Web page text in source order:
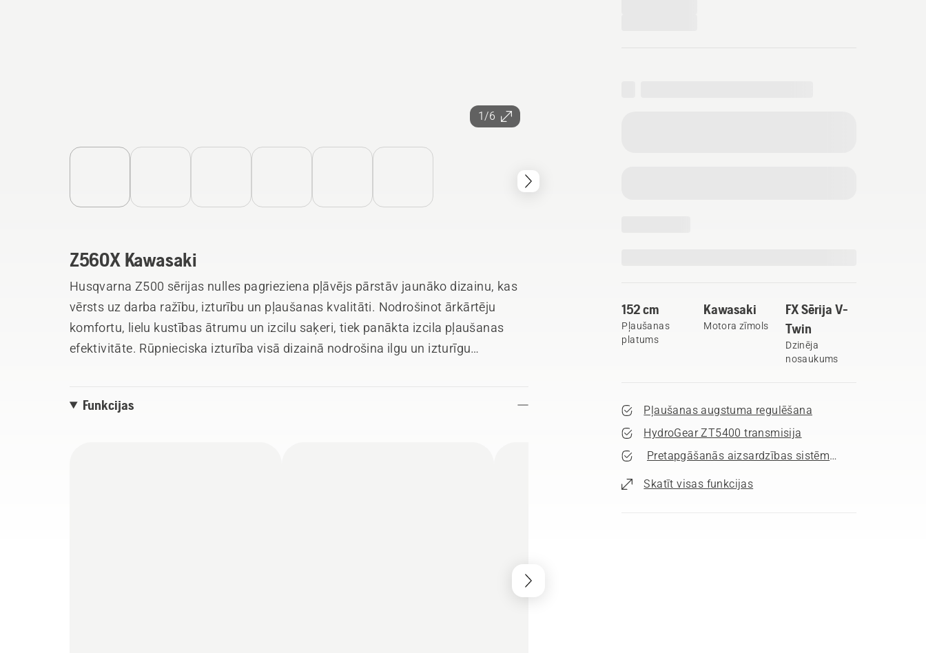
1/6
152 cm
Pļaušanas
platums
Kawasaki
Motora zīmols
FX Sērija V-
Twin
Dzinēja
nosaukums
Pļaušanas augstuma regulēšana
HydroGear ZT5400 transmisija
Pretapgāšanās aizsardzības sistēma(ROPS)
Skatīt visas funkcijas
Z560X Kawasaki
Husqvarna Z500 sērijas nulles pagrieziena pļāvējs pārstāv jaunāko dizainu, kas
vērsts uz darba ražību, izturību un pļaušanas kvalitāti. Nodrošinot ārkārtēju
komfortu, lielu kustības ātrumu un izcilu saķeri, tiek panākta izcila pļaušanas
efektivitāte. Rūpnieciska izturība visā dizainā nodrošina ilgu un izturīgu
Funkcijas